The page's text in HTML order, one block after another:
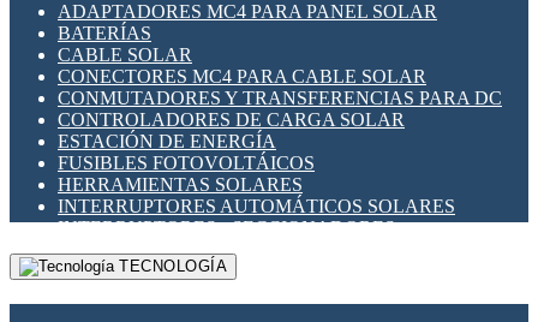
ADAPTADORES MC4 PARA PANEL SOLAR
BATERÍAS
CABLE SOLAR
CONECTORES MC4 PARA CABLE SOLAR
CONMUTADORES Y TRANSFERENCIAS PARA DC
CONTROLADORES DE CARGA SOLAR
ESTACIÓN DE ENERGÍA
FUSIBLES FOTOVOLTÁICOS
HERRAMIENTAS SOLARES
INTERRUPTORES AUTOMÁTICOS SOLARES
INTERRUPTORES - SECCIONADORES
FOTOVOLTÁICOS
MONTAJE PANEL SOLAR
TECNOLOGÍA